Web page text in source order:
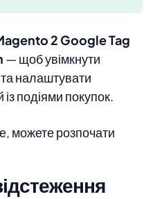
2 Google Tag
— щоб увімкнути
налаштувати
подіями покупок.
можете розпочати